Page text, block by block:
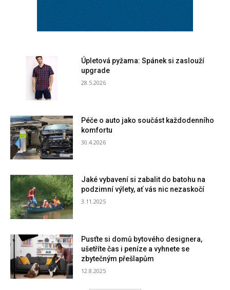
Úpletová pyžama: Spánek si zaslouží
upgrade
28.5.2026
Péče o auto jako součást každodenního
komfortu
30.4.2026
Jaké vybavení si zabalit do batohu na
podzimní výlety, ať vás nic nezaskočí
3.11.2025
Pusťte si domů bytového designera,
ušetříte čas i peníze a vyhnete se
zbytečným přešlapům
12.8.2025